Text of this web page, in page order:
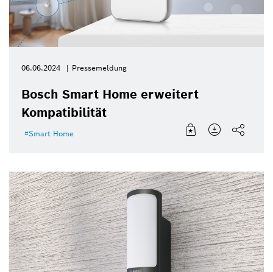
06.06.2024 Pressemeldung
Bosch Smart Home erweitert
Kompatibilität
Smart Home